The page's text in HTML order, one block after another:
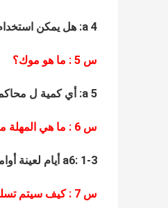
a 4: هل يمكن استخدام ضمان تجارة بابا لدفعتك، إذا التسليم هو لا تطابق العقد، ضمان التجارة ستكون آمنة لأموالك.
س 5 : ما هو موك؟
a 5: أي كمية ل محاكمة النظام هو قبول، ولكن ل أوم الخدمة، وموك هو 200-500 قطع لكل نموذج.
س 6 : ما هي المهلة
a6: 1-3 أيام لعينة أوامر.
س 7 : كيف سيتم